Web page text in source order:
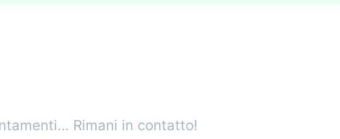
Rimani in contatto!